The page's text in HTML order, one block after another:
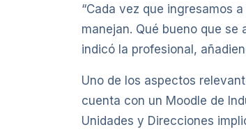
“Cada vez que ingresamos
manejan. Qué bueno que
indicó la profesional,
Uno de los aspectos
cuenta con un Moodle de
Unidades y Direcciones